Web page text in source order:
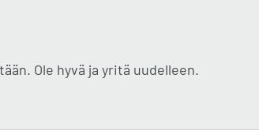
Ole hyvä ja yritä uudelleen.